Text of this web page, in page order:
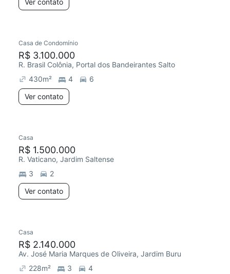
Ver contato
Casa de Condomínio
R$ 3.100.000
R. Brasil Colônia, Portal dos Bandeirantes Salto
430m² 4
6
Ver contato
Casa
R$ 1.500.000
R. Vaticano, Jardim Saltense
3
2
Ver contato
Casa
R$ 2.140.000
Av. José Maria Marques de Oliveira, Jardim Buru
228m² 3
4